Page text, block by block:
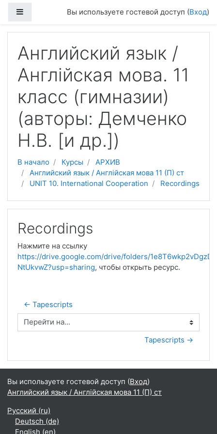
Боковая панельВы используете гостевой доступ (Вход)
Английский язык /
Англійская мова. 11
класс (гимназии)
(авторы: Демченко
Н.В. [и др.])
В начало Курсы
АРХИВ
Английский язык / Англійская мова 11 (П) ст
UNIT 10. International Cooperation
Recordings
Recordings
Нажмите на ссылку
https://drive.google.com/drive/folders/
NtUkvwZ?usp=sharing, чтобы открыть ресурс.
← Tapescripts
Перейти на...
Tapescripts →
Вы используете гостевой доступ (Вход)
Английский язык / Англійская мова 11 (П) ст
Русский ‎(ru)‎
Deutsch ‎(de)‎
English ‎(en)‎